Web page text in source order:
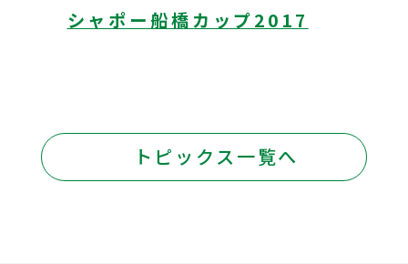
シャポー船橋カップ2017
トピックス一覧へ